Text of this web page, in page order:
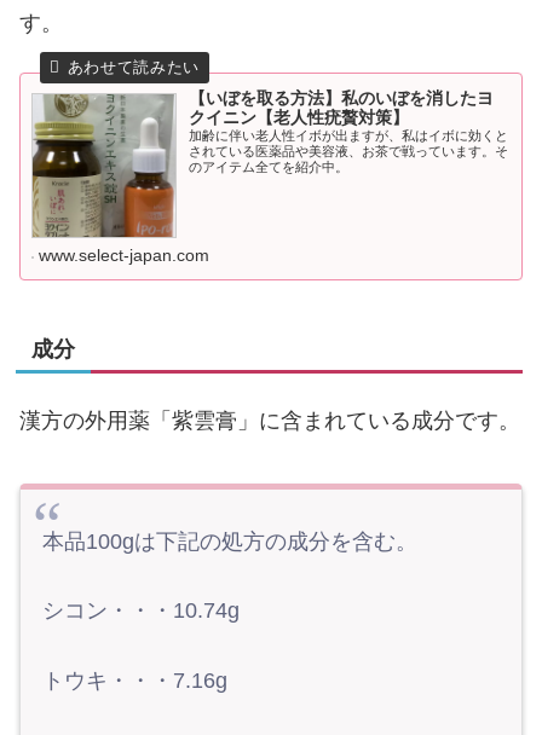
す。
【いぼを取る方法】私のいぼを消したヨ
クイニン【老人性疣贅対策】
加齢に伴い老人性イボが出ますが、私はイボに効くと
されている医薬品や美容液、お茶で戦っています。そ
のアイテム全てを紹介中。
www.select-japan.com
成分
漢方の外用薬「紫雲膏」に含まれている成分です。
本品100gは下記の処方の成分を含む。
シコン・・・10.74g
トウキ・・・7.16g